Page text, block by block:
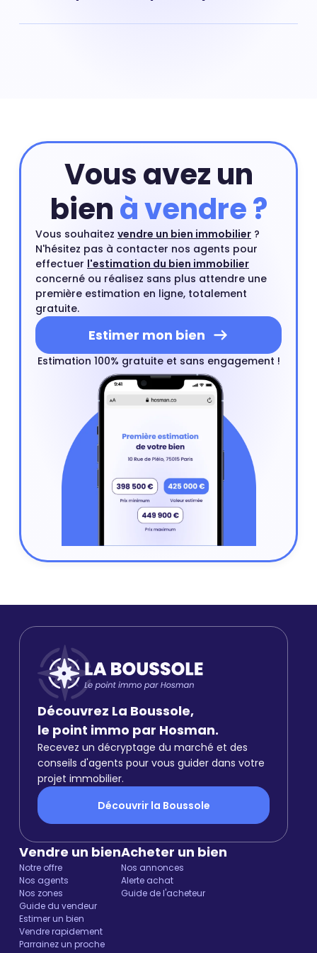
Vous avez un
bienà vendre ?
Vous souhaitez vendre un bien immobilier ?
N'hésitez pas à contacter nos agents pour
effectuer l'estimation du bien immobilier
concerné ou réalisez sans plus attendre une
première estimation en ligne, totalement
gratuite.
Estimer mon bien
Estimation 100% gratuite et sans engagement !
Découvrez La Boussole,
le point immo par Hosman.
Recevez un décryptage du marché et des
conseils d'agents pour vous guider dans votre
projet immobilier.
Découvrir la Boussole
Vendre un bien
Notre offre
Nos agents
Nos zones
Guide du vendeur
Estimer un bien
Vendre rapidement
Parrainez un proche
Acheter un bien
Nos annonces
Alerte achat
Guide de l'acheteur